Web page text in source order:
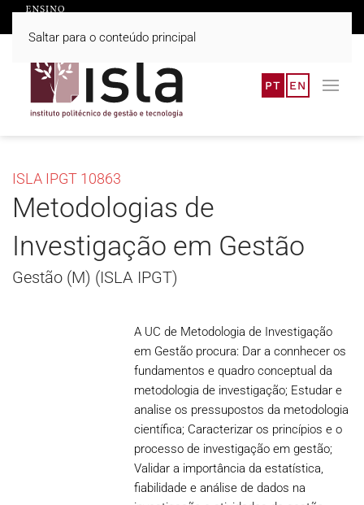
Saltar para o conteúdo principal
PT EN
ISLA IPGT 10863
Metodologias de
Investigação em Gestão
Gestão (M) (ISLA IPGT)
A UC de Metodologia de Investigação
em Gestão procura: Dar a connhecer os
fundamentos e quadro conceptual da
metodologia de investigação; Estudar e
analise os pressupostos da metodologia
científica; Caracterizar os princípios e o
processo de investigação em gestão;
Validar a importância da estatística,
fiabilidade e análise de dados na